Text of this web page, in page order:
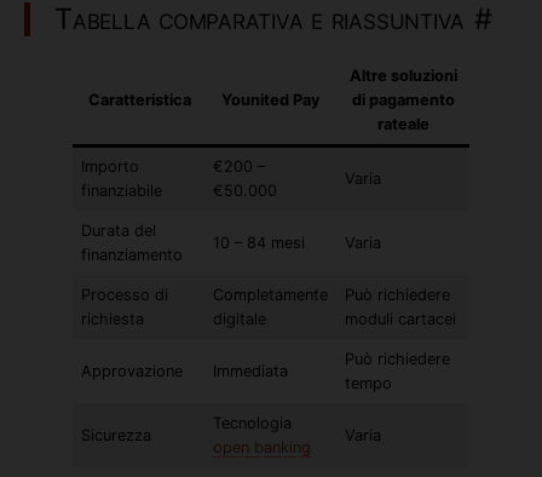
Tabella comparativa e riassuntiva #
Caratteristica Younited Pay
Altre soluzioni
di pagamento
rateale
Importo
finanziabile
€200 –
€50.000
Varia
Durata del
finanziamento
10 – 84 mesi Varia
Processo di
richiesta
Completamente
digitale
Può richiedere
moduli cartacei
Approvazione Immediata
Può richiedere
tempo
Sicurezza
Tecnologia
open banking
Varia